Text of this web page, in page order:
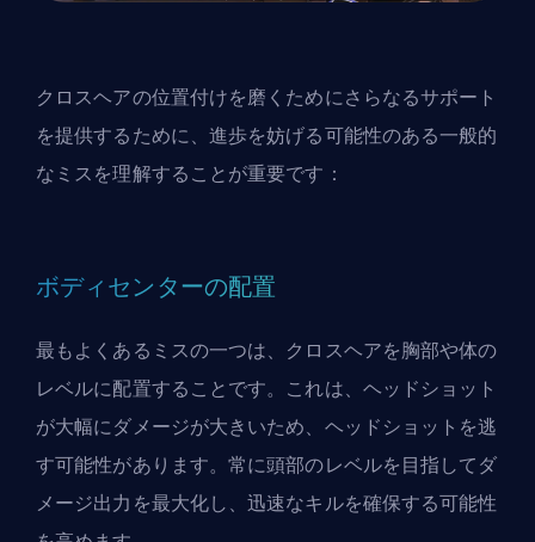
クロスヘアの位置付けを磨くためにさらなるサポート
を提供するために、進歩を妨げる可能性のある一般的
なミスを理解することが重要です：
ボディセンターの配置
最もよくあるミスの一つは、クロスヘアを胸部や体の
レベルに配置することです。これは、ヘッドショット
が大幅にダメージが大きいため、ヘッドショットを逃
す可能性があります。常に頭部のレベルを目指してダ
メージ出力を最大化し、迅速なキルを確保する可能性